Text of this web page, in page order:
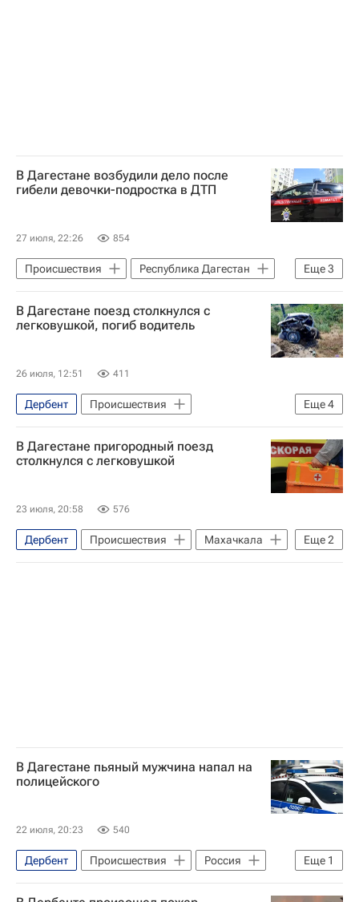
В Дагестане возбудили дело после
гибели девочки-подростка в ДТП
27 июля, 22:26 854
Еще3
Происшествия
Республика Дагестан
Россия
Ханты-Мансийский автономный округ
В Дагестане поезд столкнулся с
легковушкой, погиб водитель
26 июля, 12:51 411
Еще4
Дербент
Происшествия
Республика Дагестан
Хасавюрт
Северо-Кавказская железная дорога
В Дагестане пригородный поезд
столкнулся с легковушкой
23 июля, 20:58 576
Еще2
Дербент Происшествия
Махачкала
Республика Дагестан
В Дагестане пьяный мужчина напал на
полицейского
22 июля, 20:23 540
Еще 1
Дербент Происшествия
Россия
Следственный комитет России (СК РФ)